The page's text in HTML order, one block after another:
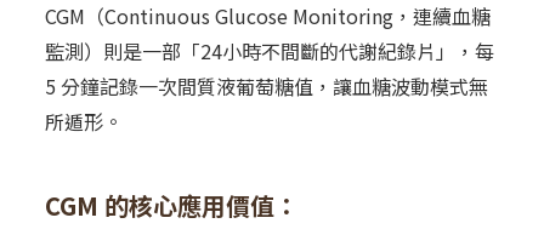
CGM（Continuous Glucose Monitoring，連續血糖
監測）則是一部「24小時不間斷的代謝紀錄片」，每
5 分鐘記錄一次間質液葡萄糖值，讓血糖波動模式無
所遁形。
CGM 的核心應用價值：